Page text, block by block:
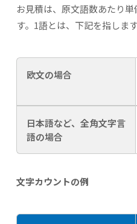
お見積は、原文語数あたり
す。1語とは、下記を指します
欧文の場合
日本語など、全角文字言
語の場合
文字カウントの例